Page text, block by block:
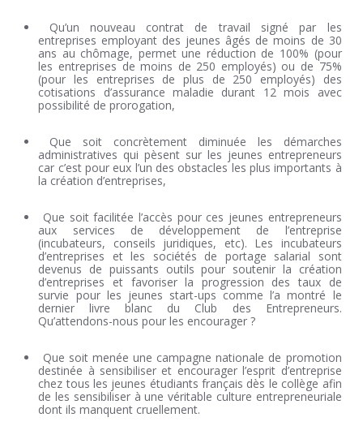
Qu’un nouveau contrat de travail signé par les
entreprises employant des jeunes âgés de moins de 30
ans au chômage, permet une réduction de 100% (pour
les entreprises de moins de 250 employés) ou de 75%
(pour les entreprises de plus de 250 employés) des
cotisations d’assurance maladie durant 12 mois avec
possibilité de prorogation,
Que soit concrètement diminuée les démarches
administratives qui pèsent sur les jeunes entrepreneurs
car c’est pour eux l’un des obstacles les plus importants à
la création d’entreprises,
Que soit facilitée l’accès pour ces jeunes entrepreneurs
aux services de développement de l’entreprise
(incubateurs, conseils juridiques, etc). Les incubateurs
d’entreprises et les sociétés de portage salarial sont
devenus de puissants outils pour soutenir la création
d’entreprises et favoriser la progression des taux de
survie pour les jeunes start-ups comme l’a montré le
dernier livre blanc du Club des Entrepreneurs.
Qu’attendons-nous pour les encourager ?
Que soit menée une campagne nationale de promotion
destinée à sensibiliser et encourager l’esprit d’entreprise
chez tous les jeunes étudiants français dès le collège afin
de les sensibiliser à une véritable culture entrepreneuriale
dont ils manquent cruellement.